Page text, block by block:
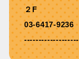
２F
03-6417-9236
-------------------